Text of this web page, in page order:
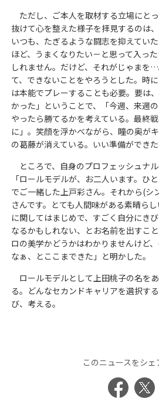
ただし、ご本人を取材する立場にと
抜けて心を整えた様子を拝見するのは
いつも、たぎるような闘志を抑えてい
ほど、うまくなりたい－と思って入っ
しれません。だけど、それがじゃまを
て、できないことをやろうとした。時
は本能でプレーすることも必要。要は
かった」ということで、「今週、来週
やったら勝てるかを考えている。最終
に」。笑顔を浮かべながら、瞳の奥が
の葛藤が消えている。いい準備ができた
ところで、自身のプロフェッシュナル
「ロールモデルが、お二人います。ひ
でご一緒した上戸彩さん。それから(シ
さんです。とても人間味がある素晴ら
に関してはまじめで、すごく自分にき
なるかもしれない、とお名前を出すこ
ロの美学かどうかはわかりませんけど
なぁ、とここまできた」と明かした。
ロールモデルとして上田桃子の名を
る。どんなセカンドキャリアを選択す
び、考える。
このニュースをシェ